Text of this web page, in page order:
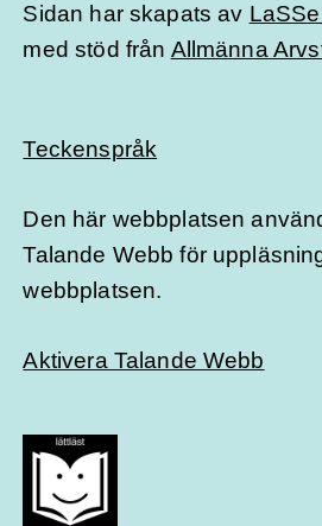
Sidan har skapats av
med stöd från Allmänna
Teckenspråk
Den här webbplatsen
Talande Webb för
webbplatsen.
Aktivera Talande Webb